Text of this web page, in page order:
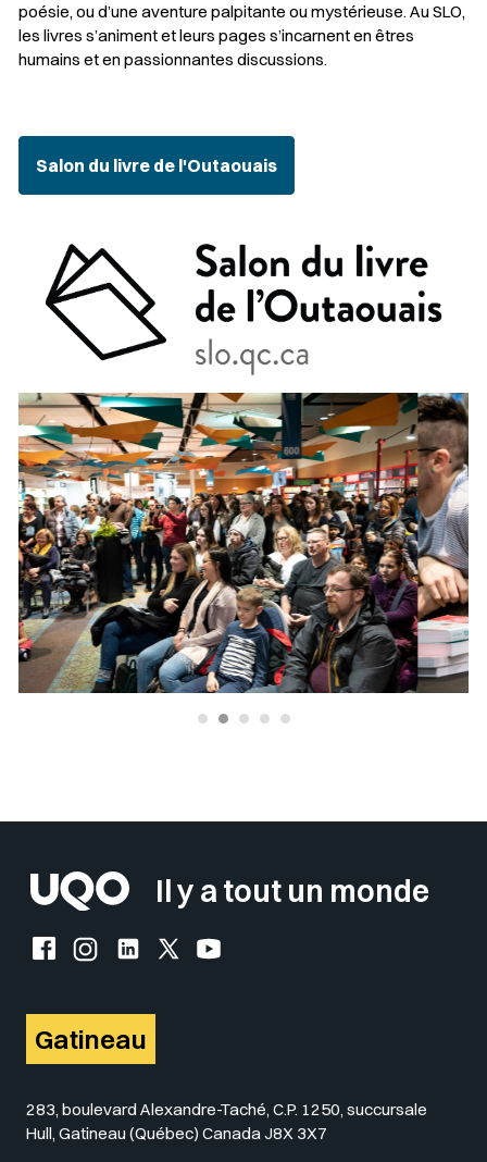
poésie, ou d’une aventure palpitante ou mystérieuse. Au SLO,
les livres s’animent et leurs pages s’incarnent en êtres
humains et en passionnantes discussions.
Salon du livre de l'Outaouais
Il y a tout un monde
Facebook de l'UQO
Instagram de l'UQO
LinkedIn de l'UQO
X (Twitter) de l'UQO
YouTube de l'UQO
Gatineau
283, boulevard Alexandre-Taché, C.P. 1250, succursale
Hull, Gatineau (Québec) Canada J8X 3X7